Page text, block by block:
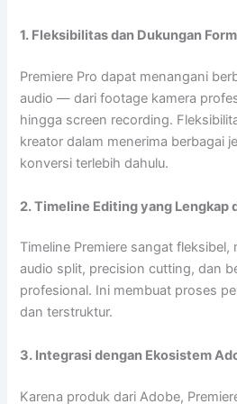
1. Fleksibilitas dan Dukungan
Premiere Pro dapat menangani
audio — dari footage kamera
hingga screen recording.
kreator dalam menerima berbagai
konversi terlebih dahulu.
2. Timeline Editing yang Lengkap
Timeline Premiere sangat
audio split, precision cutting, dan
profesional. Ini membuat proses
dan terstruktur.
3. Integrasi dengan Ekosistem
Karena produk dari Adobe,